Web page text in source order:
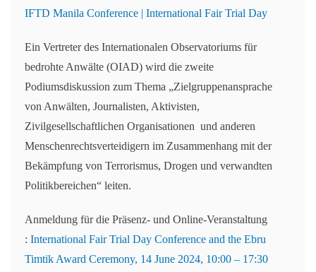
IFTD Manila Conference | International Fair Trial Day
Ein Vertreter des Internationalen Observatoriums für
bedrohte Anwälte (OIAD) wird die zweite
Podiumsdiskussion zum Thema „Zielgruppenansprache
von Anwälten, Journalisten, Aktivisten,
Zivilgesellschaftlichen Organisationen und anderen
Menschenrechtsverteidigern im Zusammenhang mit der
Bekämpfung von Terrorismus, Drogen und verwandten
Politikbereichen“ leiten.
Anmeldung für die Präsenz- und Online-Veranstaltung
: International Fair Trial Day Conference and the Ebru
Timtik Award Ceremony, 14 June 2024, 10:00 – 17:30